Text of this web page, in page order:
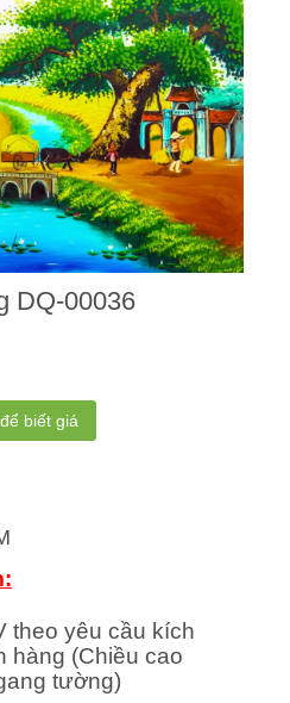
DQ-00036
biết giá
theo yêu cầu kích
hàng (Chiều cao
tường)